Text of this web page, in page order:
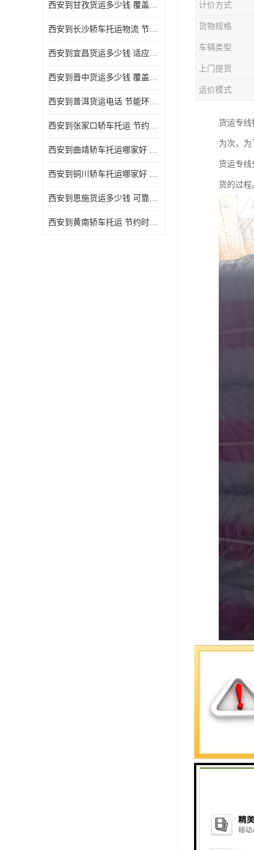
危险品运输
西安到甘孜货运多少钱 覆盖面广 降低运输成本
西安到长沙轿车托运物流 节约时间 为客户节省大量时间和能源
西安到宜昌货运多少钱 适应能力强 降低运输成本
西安到晋中货运多少钱 覆盖面广 一站式运输
西安到普洱货运电话 节能环保 灵活性高 持续性长
西安到张家口轿车托运 节约时间 随时查询车辆时实位置
西安到曲靖轿车托运哪家好 方便快捷 用户享受上门提送车辆
西安到铜川轿车托运哪家好 节约时间精力 在途运输一对一客服
西安到恩施货运多少钱 可靠性高 灵活性高 持续性长
西安到黄南轿车托运 节约时间 随时查询车辆时实位置
计价方式
货物规格
车辆类型
上门提货
运价模式
货运专
为次，为
货运专
货的过程
货运专线